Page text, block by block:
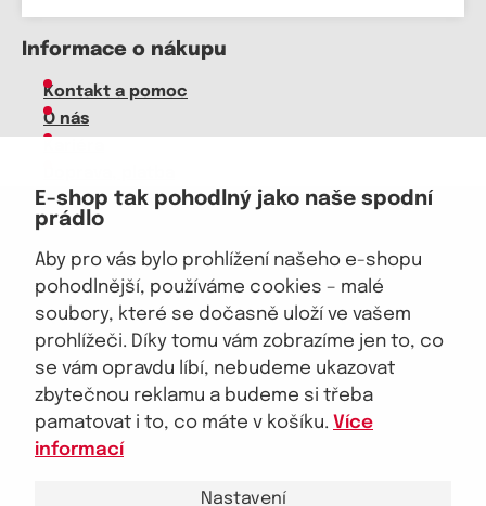
E-shop tak pohodlný jako naše spodní
prádlo
Aby pro vás bylo prohlížení našeho e-shopu
pohodlnější, používáme cookies – malé
soubory, které se dočasně uloží ve vašem
prohlížeči. Díky tomu vám zobrazíme jen to, co
se vám opravdu líbí, nebudeme ukazovat
zbytečnou reklamu a budeme si třeba
pamatovat i to, co máte v košíku. Více
informací
Nastavení
Informace o nákupu
Kontakt a pomoc
O nás
Velkoobchod
Vrácení zboží, reklamace
Obchodní podmínky
Průvodce spokojené ženy
Staňte se naším fanouškem
Jsme důvěryhodný obchod